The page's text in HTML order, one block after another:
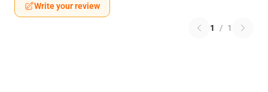
Write your review
1 / 1